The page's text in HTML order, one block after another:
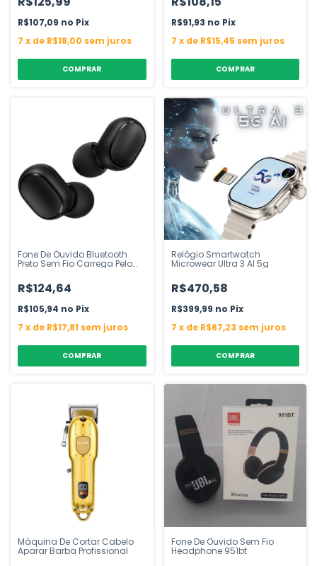
R$107,09
Pix
7 x de R$18,00 sem juros
COMPRAR
R$91,93
Pix
7 x de R$15,45 sem juros
Fone De Ouvido Bluetooth
Preto Sem Fio Carrega Pelo
R$124,64
R$105,94
Pix
7 x de R$17,81 sem juros
Relógio Smartwatch
Microwear Ultra 3 AI 5g
R$470,58
R$399,99
Pix
7 x de R$67,23 sem juros
COMPRAR
Máquina De Cortar Cabelo
Aparar Barba Profissional
Fone De Ouvido Sem Fio
Headphone 951bt